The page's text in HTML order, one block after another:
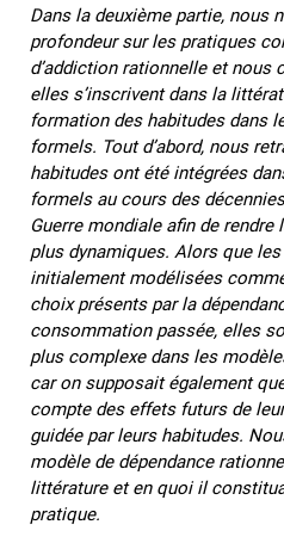
Dans la deuxième partie, nous
profondeur sur les pratiques
d’addiction rationnelle et nous
elles s’inscrivent dans la
formation des habitudes dans
formels. Tout d’abord, nous
habitudes ont été intégrées
formels au cours des
Guerre mondiale afin de
plus dynamiques. Alors que
initialement modélisées
choix présents par la
consommation passée, elles
plus complexe dans les
car on supposait également
compte des effets futurs de
guidée par leurs habitudes.
modèle de dépendance
littérature et en quoi il
pratique.